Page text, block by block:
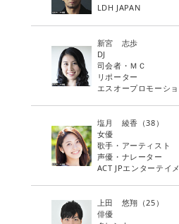
LDH JAPAN
新宮 志歩
DJ
司会者・ＭＣ
リポーター
エスオープロモーシ
塩月 綾香 （38）
女優
歌手・アーティスト
声優・ナレーター
ACT JPエンターテイ
上田 悠翔 （25）
俳優